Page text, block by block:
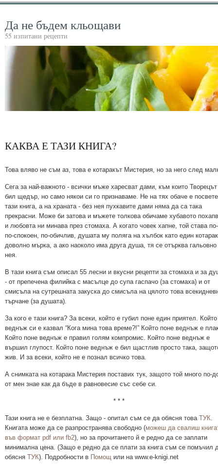
Да не бъдем кльощави
55 изпитани рецепти
КАКВА Е ТАЗИ КНИГА?
Това вляво не съм аз, това е котаракът Мистерия, но за него след
Сега за най-важното - всички мъже харесват дами, към които
бил щедър, но само някои си го признаваме. Не на тях обаче е
тази книга, а на храната - без нея пухкавите дами няма да са така
прекрасни. Може би затова и мъжете толкова обичаме хубавото
и любовта ни минава през стомаха. А когато човек хапне, той става
по-спокоен, по-обичлив, душата му поляга на хълбок като един
доволно мърка, а ако наоколо има друга душа, тя се отърква гальовно
нея.
В тази книга съм описал 55 лесни и вкусни рецепти за стомаха и за
- от препечена филийка с масълце до супа гаспачо (за стомаха) и от
смисъла на сутрешната закуска до смисъла на цялото това
търчане (за душата).
За кого е тази книга? За всеки, който е губил поне един приятел.
веднъж си е казвал “Кога мина това време?!” Който поне веднъж е
Който поне веднъж е правил голям компромис. Който поне веднъж е
вършил глупост. Който поне веднъж е бил щастлив просто така,
жив. И за всеки, който не е познал всичко това.
А снимката на котарака Мистерия поставих тук, защото той много по-
от мен знае как да бъде в равновесие със себе си.
* * *
Тази книга не е безплатна. Защо - опитал съм се да обясня това ТУК
Книгата може да се разпространява свободно (можеш да свалиш
във формат pdf или fb2), но за прочитането й е редно да се заплати
минимална цена. (Защо е редно да се плати за книга съм се помъчил
обясня ТУК). Подробности в Помощ или на www.e-knigi.net